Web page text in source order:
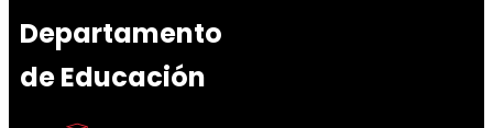
Departamento
de Educación